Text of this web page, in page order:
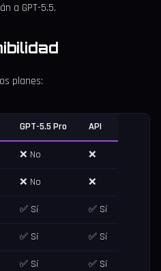
a GPT-5.5.
planes:
GPT-5.5 Pro API
❌ No ❌
❌ No ❌
✅ Sí ✅ Sí
✅ Sí ✅ Sí
✅ Sí ✅ Sí